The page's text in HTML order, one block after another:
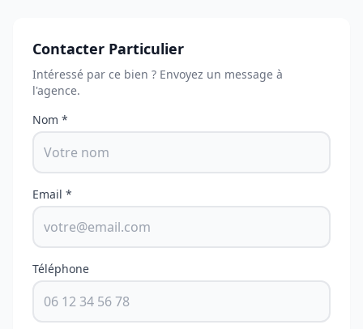
Contacter Particulier
Intéressé par ce bien ? Envoyez un message à
l'agence.
Nom *
Email *
Téléphone